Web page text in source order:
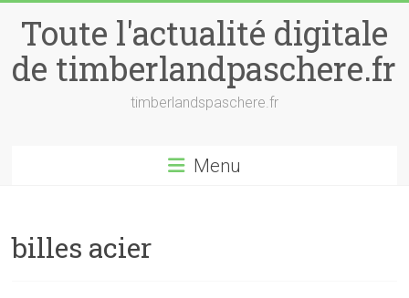
contentToute l'actualité digitale
de timberlandpaschere.fr
timberlandspaschere.fr
Menu
billes acier